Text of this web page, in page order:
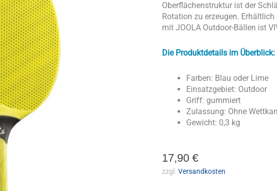
Oberflächenstruktur ist der
Rotation zu erzeugen.
mit JOOLA Outdoor-Bällen ist
Die Produktdetails im Überblick:
Farben: Blau oder Lime
Einsatzgebiet: Outdoor
Griff: gummiert
Zulassung: Ohne
Gewicht: 0,3 kg
17,90 €
zzgl. Versandkosten